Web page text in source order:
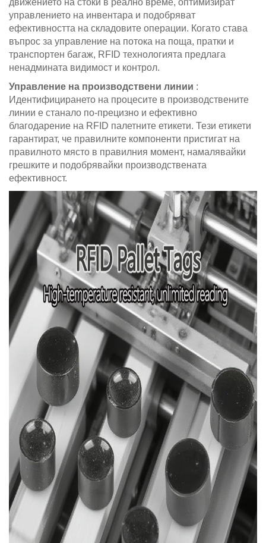
движението на стоки в реално време, оптимизират
управлението на инвентара и подобряват
ефективността на складовите операции. Когато става
въпрос за управление на потока на поща, пратки и
транспортен багаж, RFID технологията предлага
ненадмината видимост и контрол.
Управление на производствени линии :
Идентифицирането на процесите в производствените
линии е станало по-прецизно и ефективно
благодарение на RFID палетните етикети. Тези етикети
гарантират, че правилните компоненти пристигат на
правилното място в правилния момент, намалявайки
грешките и подобрявайки производствената
ефективност.